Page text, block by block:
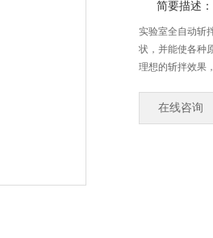
简要描述：
实验室全自动斩
状，并能使各种
理想的斩拌效果
在线咨询